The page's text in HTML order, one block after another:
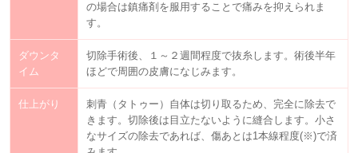
の場合は鎮痛剤を服用することで痛みを抑えられま
す。
ダウンタ
イム
切除手術後、１～２週間程度で抜糸します。術後半年
ほどで周囲の皮膚になじみます。
仕上がり
刺青（タトゥー）自体は切り取るため、完全に除去で
きます。切除後は目立たないように縫合します。小さ
なサイズの除去であれば、傷あとは1本線程度(※)で済